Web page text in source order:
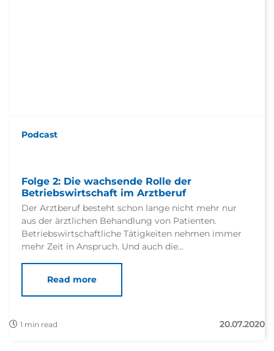
Podcast
Folge 2: Die wachsende Rolle der
Betriebswirtschaft im Arztberuf
Der Arztberuf besteht schon lange nicht mehr nur
aus der ärztlichen Behandlung von Patienten.
Betriebswirtschaftliche Tätigkeiten nehmen immer
mehr Zeit in Anspruch. Und auch die...
Read more
1 min read 20.07.2020